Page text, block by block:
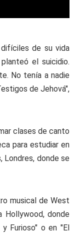
de su vida
el suicidio.
No tenía a nadie
de Jehová",
clases de canto
para estudiar en
Londres, donde se
musical de West
Hollywood, donde
Furioso" o en "El